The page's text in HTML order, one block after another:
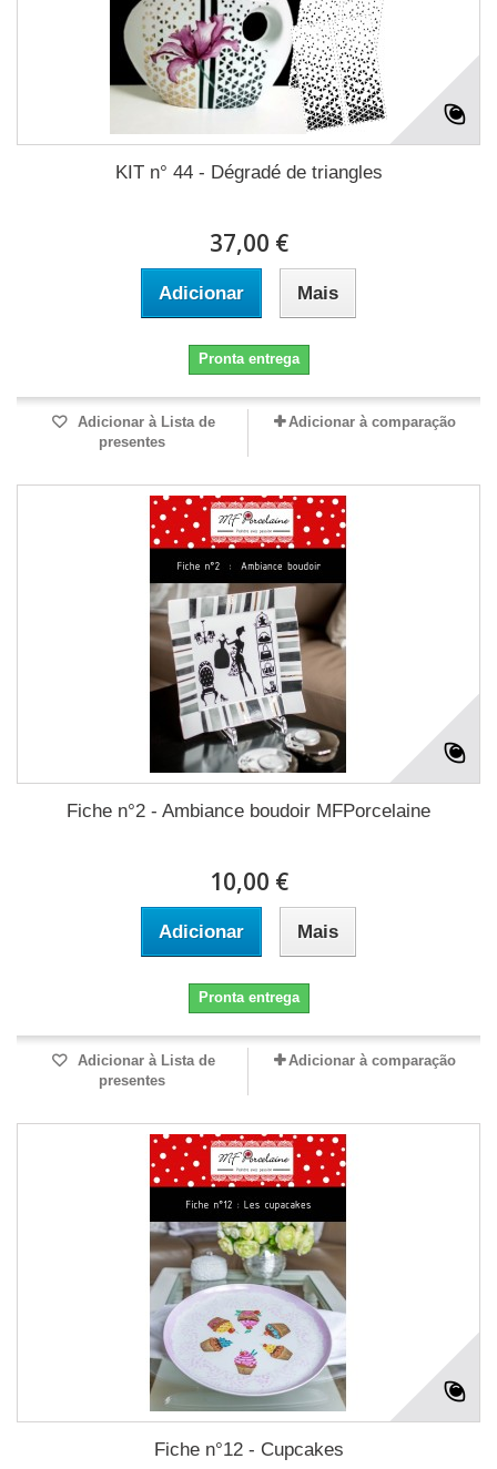
KIT n° 44 - Dégradé de triangles
37,00 €
Adicionar Mais
Pronta entrega
Adicionar à Lista de
presentes
Adicionar à comparação
Fiche n°2 - Ambiance boudoir MFPorcelaine
10,00 €
Adicionar Mais
Pronta entrega
Adicionar à Lista de
presentes
Adicionar à comparação
Fiche n°12 - Cupcakes